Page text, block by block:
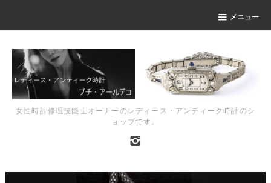
メニュー
女性時計修理技能士オーナーのレディース・アンティーク時計のシ
ョップです。